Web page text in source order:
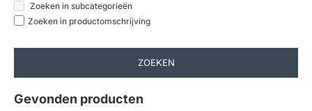
Zoeken in subcategorieën
Zoeken in productomschrijving
ZOEKEN
Gevonden producten